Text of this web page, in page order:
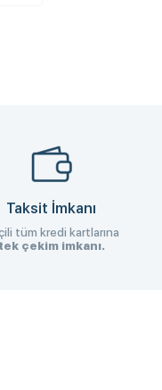
Taksit İmkanı
tüm kredi kartlarına
tek çekim imkanı.